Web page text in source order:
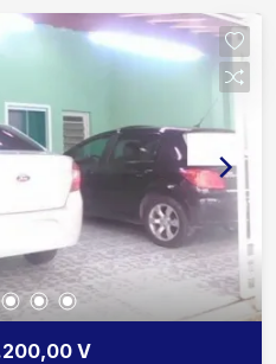
V